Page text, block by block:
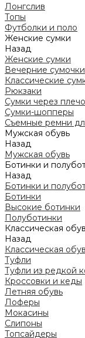
Лонгслив
Топы
Футболки и поло
Женские сумки
Назад
Женские сумки
Вечерние сумочки
Классические
Рюкзаки
Сумки через плечо
Сумки-шопперы
Съемные ремни
Мужская обувь
Назад
Мужская обувь
Ботинки и
Назад
Ботинки и
Ботинки
Высокие ботинки
Полуботинки
Классическая
Назад
Классическая
Туфли
Туфли из редкой
Кроссовки и кеды
Летняя обувь
Лоферы
Мокасины
Слипоны
Топсайдеры